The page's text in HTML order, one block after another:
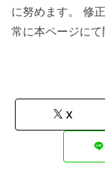
に努めます。 修
常に本ページにて
X